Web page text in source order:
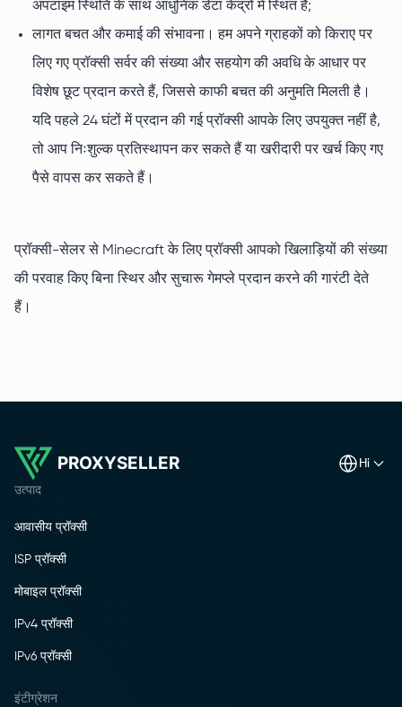
अपटाइम स्थिति के साथ आधुनिक डेटा केंद्रों में स्थित हैं;
लागत बचत और कमाई की संभावना। हम अपने ग्राहकों को किराए पर
लिए गए प्रॉक्सी सर्वर की संख्या और सहयोग की अवधि के आधार पर
विशेष छूट प्रदान करते हैं, जिससे काफी बचत की अनुमति मिलती है।
यदि पहले 24 घंटों में प्रदान की गई प्रॉक्सी आपके लिए उपयुक्त नहीं है,
तो आप निःशुल्क प्रतिस्थापन कर सकते हैं या खरीदारी पर खर्च किए गए
पैसे वापस कर सकते हैं।
प्रॉक्सी-सेलर से Minecraft के लिए प्रॉक्सी आपको खिलाड़ियों की संख्या
की परवाह किए बिना स्थिर और सुचारू गेमप्ले प्रदान करने की गारंटी देते
हैं।
PROXYSELLER hi
उत्पाद
आवासीय प्रॉक्सी
ISP प्रॉक्सी
मोबाइल प्रॉक्सी
IPv4 प्रॉक्सी
IPv6 प्रॉक्सी
इंटीग्रेशन